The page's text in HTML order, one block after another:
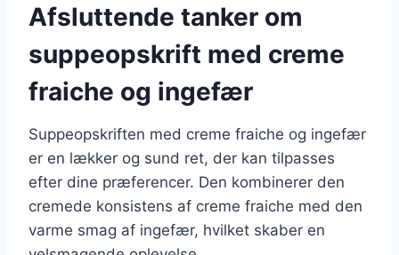
Afsluttende tanker om
suppeopskrift med creme
fraiche og ingefær
Suppeopskriften med creme fraiche og ingefær
er en lækker og sund ret, der kan tilpasses
efter dine præferencer. Den kombinerer den
cremede konsistens af creme fraiche med den
varme smag af ingefær, hvilket skaber en